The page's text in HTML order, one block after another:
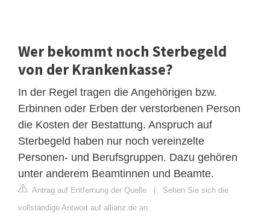
Wer bekommt noch Sterbegeld
von der Krankenkasse?
In der Regel tragen die Angehörigen bzw.
Erbinnen oder Erben der verstorbenen Person
die Kosten der Bestattung. Anspruch auf
Sterbegeld haben nur noch vereinzelte
Personen- und Berufsgruppen. Dazu gehören
unter anderem Beamtinnen und Beamte.
Antrag auf Entfernung der Quelle | Sehen Sie sich die
vollständige Antwort auf allianz.de an